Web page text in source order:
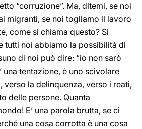
“corruzione”. Ma, ditemi, se noi
migranti, se noi togliamo il lavoro
come si chiama questo? Si
tutti noi abbiamo la possibilità di
di noi può dire: “io non sarò
una tentazione, è uno scivolare
la delinquenza, verso i reati,
delle persone. Quanta
E’ una parola brutta, se ci
una cosa corrotta è una cosa